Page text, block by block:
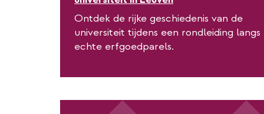
Ontdek de rijke geschiedenis van de
universiteit tijdens een rondleiding langs
echte erfgoedparels.